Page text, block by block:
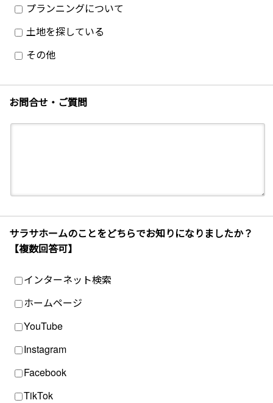
プランニングについて
土地を探している
その他
お問合せ・ご質問
サラサホームのことをどちらでお知りになりましたか？
【複数回答可】
インターネット検索
ホームページ
YouTube
Instagram
Facebook
TikTok